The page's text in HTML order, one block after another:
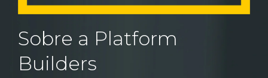
Sobre a Platform
Builders